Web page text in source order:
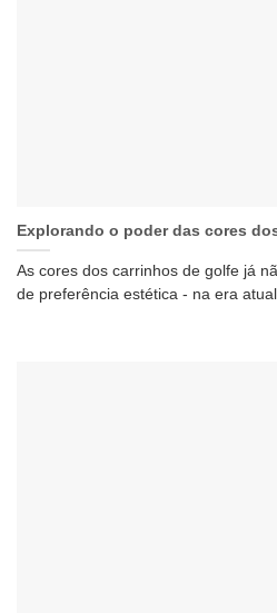
Explorando o poder das cores
As cores dos carrinhos de golfe já
de preferência estética - na era atual